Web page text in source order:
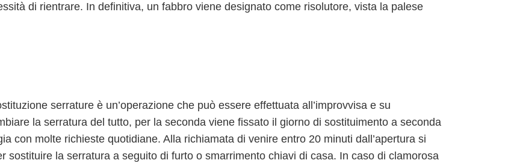
di rientrare. In definitiva, un fabbro viene designato come risolutore, vista la palese
serrature è un’operazione che può essere effettuata all’improvvisa e su
la serratura del tutto, per la seconda viene fissato il giorno di sostituimento a seconda
con molte richieste quotidiane. Alla richiamata di venire entro 20 minuti dall’apertura si
sostituire la serratura a seguito di furto o smarrimento chiavi di casa. In caso di clamorosa